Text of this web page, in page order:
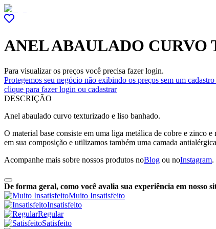
ANEL ABAULADO
Para visualizar os preços você precisa fazer login.
Protegemos seu negócio não exibindo os preços sem um
clique para fazer login ou cadastrar
DESCRIÇÃO
Anel abaulado curvo texturizado e liso banhado.
O material base consiste em uma liga metálica de cobre e zinco
em sua composição e utilizamos também uma camada
Acompanhe mais sobre nossos produtos noBlog ou noInstagram.
De forma geral, como você avalia sua experiência em nosso
Muito Insatisfeito
Insatisfeito
Regular
Satisfeito